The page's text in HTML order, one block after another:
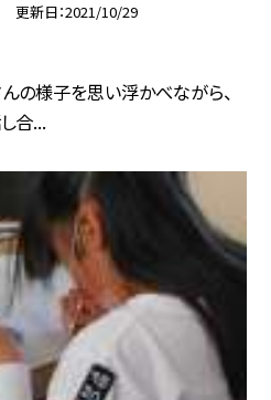
更新日 2021/10/29
の様子を思い浮かべながら、
合...